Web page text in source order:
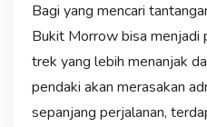
Bagi yang mencari
Bukit Morrow bisa menjadi
trek yang lebih menanjak
pendaki akan merasakan
sepanjang perjalanan,